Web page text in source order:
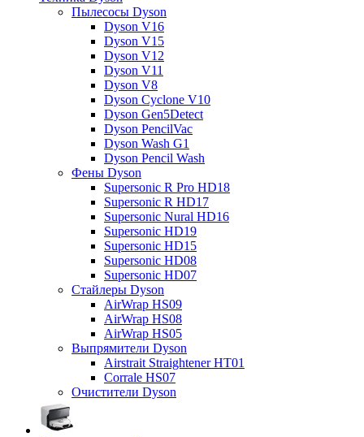
Пылесосы Dyson
Dyson V16
Dyson V15
Dyson V12
Dyson V11
Dyson V8
Dyson Cyclone V10
Dyson Gen5Detect
Dyson PencilVac
Dyson Wash G1
Dyson Pencil Wash
Фены Dyson
Supersonic R Pro HD18
Supersonic R HD17
Supersonic Nural HD16
Supersonic HD19
Supersonic HD15
Supersonic HD08
Supersonic HD07
Стайлеры Dyson
AirWrap HS09
AirWrap HS08
AirWrap HS05
Выпрямители Dyson
Airstrait Straightener HT01
Corrale HS07
Очистители Dyson